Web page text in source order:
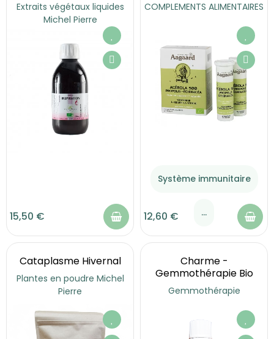
Extraits végétaux liquides
Michel Pierre
15,50 €
COMPLEMENTS ALIMENTAIRES
Système immunitaire
...
12,60 €
Cataplasme Hivernal
Plantes en poudre Michel
Pierre
Charme -
Gemmothérapie Bio
Gemmothérapie